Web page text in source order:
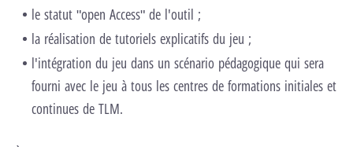
le statut "open Access" de l'outil ;
la réalisation de tutoriels explicatifs du jeu ;
l'intégration du jeu dans un scénario pédagogique qui sera
fourni avec le jeu à tous les centres de formations initiales et
continues de TLM.